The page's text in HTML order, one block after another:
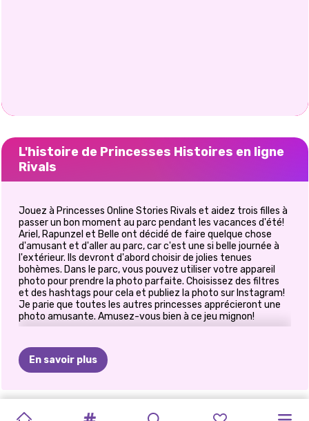
L'histoire de Princesses Histoires en ligne
Rivals
Jouez à Princesses Online Stories Rivals et aidez trois filles à
passer un bon moment au parc pendant les vacances d'été!
Ariel, Rapunzel et Belle ont décidé de faire quelque chose
d'amusant et d'aller au parc, car c'est une si belle journée à
l'extérieur. Ils devront d'abord choisir de jolies tenues
bohèmes. Dans le parc, vous pouvez utiliser votre appareil
photo pour prendre la photo parfaite. Choisissez des filtres
et des hashtags pour cela et publiez la photo sur Instagram!
Je parie que toutes les autres princesses apprécieront une
photo amusante. Amusez-vous bien à ce jeu mignon!
En savoir plus
ESTHÉTIQUE
CÉLÉBRATION ET
BESTIES ET FASHIONISTA